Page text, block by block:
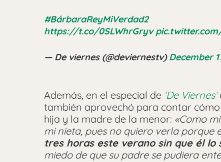
#BárbaraReyMiVerdad2
https://t.co/0SLWhrGryv
— De viernes (@deviernestv)December
Además, en el especial de ‘De Viernes’
también aprovechó para contar
hija y la madre de la menor: «Como
mi nieta, pues no quiero verla porque
tres horas este verano sin que él
miedo de que su padre se pudiera